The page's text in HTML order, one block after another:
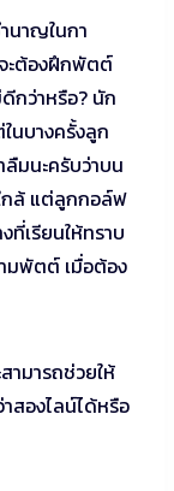
นาญในกา
ะต้องฝึกพัตต์
กว่าหรือ? นัก
นบางครั้งลูก
มนะครับว่าบน
กล้ แต่ลูกกอล์ฟ
ที่เรียนให้ทราบ
มพัตต์ เมื่อต้อง
ามารถช่วยให้
สองไลน์ได้หรือ